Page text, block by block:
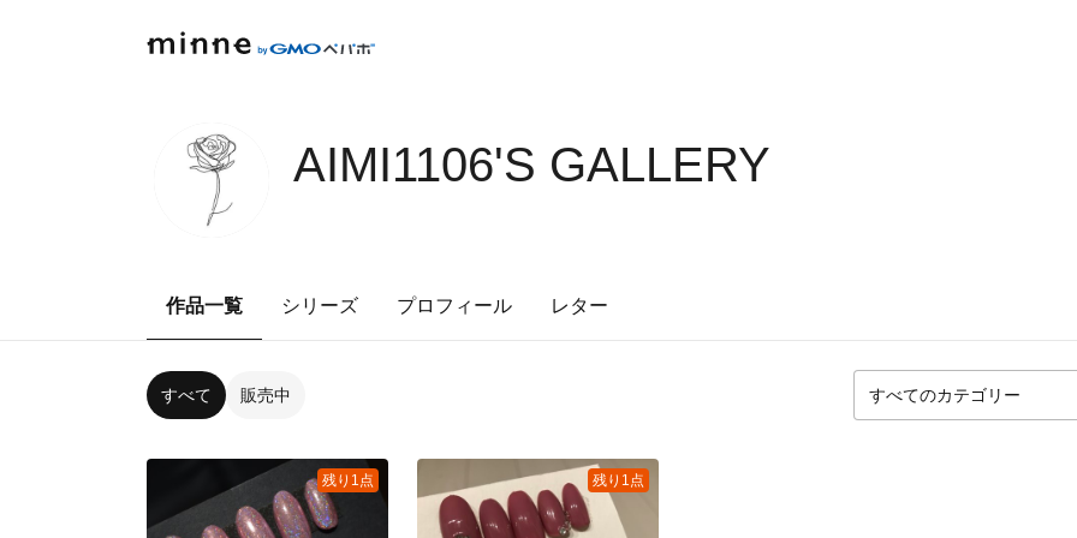
AIMI1106'S GALLERY
作品一覧 シリーズ プロフィール レター
すべて 販売中
残り1点 残り1点